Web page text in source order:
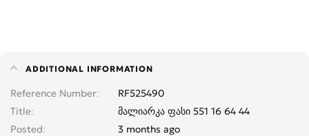
ADDITIONAL INFORMATION
Reference Number
RF525490
Title
მალიარკა ფასი 551 16 64 44
Posted
3 months ago